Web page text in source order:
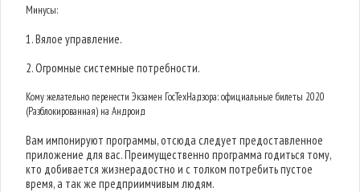
Минусы:
1. Вялое управление.
2. Огромные системные потребности.
Кому желательно перенести Экзамен ГосТехНадзора: официальные билеты 2020
(Разблокированная) на Андроид
Вам импонируют программы, отсюда следует предоставленное
приложение для вас. Преимущественно программа годиться тому,
кто добивается жизнерадостно и с толком потребить пустое
время, а так же предприимчивым людям.